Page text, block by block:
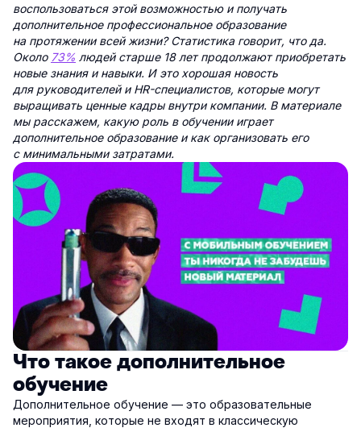
воспользоваться этой возможностью и получать
дополнительное профессиональное образование
на протяжении всей жизни? Статистика говорит, что да.
Около 73% людей старше 18 лет продолжают приобретать
новые знания и навыки. И это хорошая новость
для руководителей и HR-специалистов, которые могут
выращивать ценные кадры внутри компании. В материале
мы расскажем, какую роль в обучении играет
дополнительное образование и как организовать его
с минимальными затратами.
Что такое дополнительное
обучение
Дополнительное обучение — это образовательные
мероприятия, которые не входят в классическую